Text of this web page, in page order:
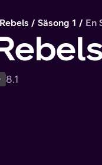
Säsong 1 En
8.1